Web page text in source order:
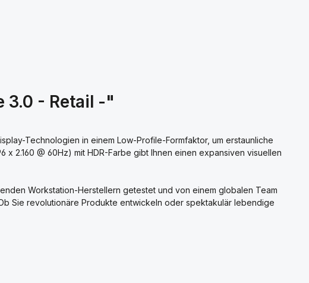
3.0 - Retail -"
Technologien in einem Low-Profile-Formfaktor, um erstaunliche
2.160 @ 60Hz) mit HDR-Farbe gibt Ihnen einen expansiven visuellen
Workstation-Herstellern getestet und von einem globalen Team
Sie revolutionäre Produkte entwickeln oder spektakulär lebendige